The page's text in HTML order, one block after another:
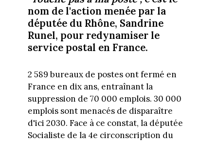
nom de l'action menée par la
députée du Rhône, Sandrine
Runel, pour redynamiser le
service postal en France.
2 589 bureaux de postes ont fermé en
France en dix ans, entraînant la
suppression de 70 000 emplois. 30 000
emplois sont menacés de disparaître
d'ici 2030. Face à ce constat, la députée
Socialiste de la 4e circonscription du